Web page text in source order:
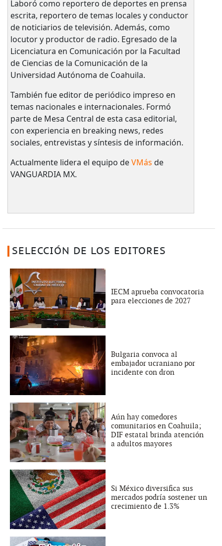
Laboró como reportero de deportes en prensa
escrita, reportero de temas locales y conductor
de noticiarios de televisión. Además, como
locutor y productor de radio. Egresado de la
Licenciatura en Comunicación por la Facultad
de Ciencias de la Comunicación de la
Universidad Autónoma de Coahuila.
También fue editor de periódico impreso en
temas nacionales e internacionales. Formó
parte de Mesa Central de esta casa editorial,
con experiencia en breaking news, redes
sociales, entrevistas y síntesis de información.
Actualmente lidera el equipo deVMás de
VANGUARDIA MX.
SELECCIÓN DE LOS EDITORES
IECM aprueba convocatoria
para elecciones de 2027
Bulgaria convoca al
embajador ucraniano por
incidente con dron
Aún hay comedores
comunitarios en Coahuila;
DIF estatal brinda atención
a adultos mayores
Si México diversifica sus
mercados podría sostener un
crecimiento de 1.3%